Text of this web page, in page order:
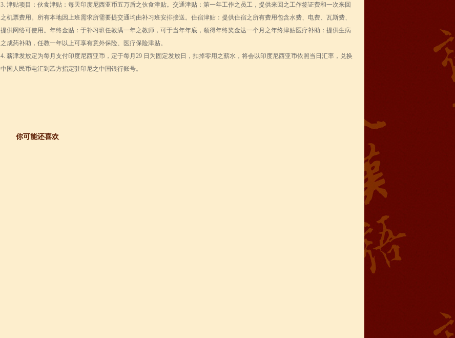
3. 津贴项目：伙食津贴：每天印度尼西亚币五万盾之伙食津贴。交通津贴：第一年工作之员工，提供来回之工作签证费和一次来回
之机票费用。所有本地因上班需求所需要提交通均由补习班安排接送。住宿津贴：提供住宿之所有费用包含水费、电费、瓦斯费、
提供网络可使用。年终金贴：于补习班任教满一年之教师，可于当年年底，领得年终奖金达一个月之年终津贴医疗补助：提供生病
之成药补助，任教一年以上可享有意外保险、医疗保险津贴。
4. 薪津发放定为每月支付印度尼西亚币，定于每月29 日为固定发放日，扣掉零用之薪水，将会以印度尼西亚币依照当日汇率，兑换
中国人民币电汇到乙方指定驻印尼之中国银行账号。
你可能还喜欢